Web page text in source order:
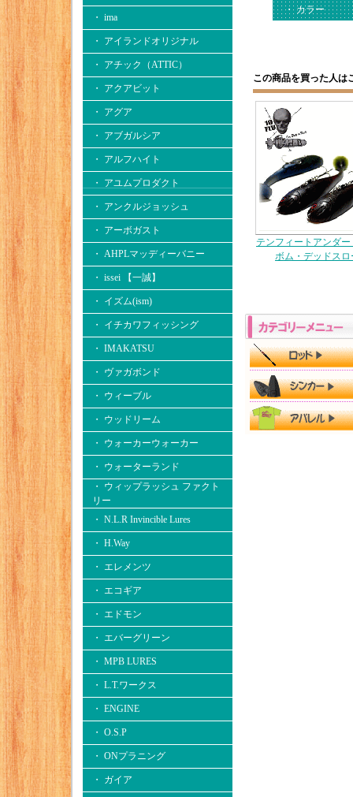
・ ima
・ アイランドオリジナル
・ アチック（ATTIC）
・ アクアビット
・ アグア
・ アブガルシア
・ アルフハイト
・ アユムプロダクト
・ アンクルジョッシュ
・ アーボガスト
・ AHPLマッディーバニー
・ issei 【一誠】
・ イズム(ism)
・ イチカワフィッシング
・ IMAKATSU
・ ヴァガボンド
・ ウィーブル
・ ウッドリーム
・ ウォーカーウォーカー
・ ウォーターランド
・ ウィップラッシュ ファクト
リー
・ N.L.R Invincible Lures
・ H.Way
・ エレメンツ
・ エコギア
・ エドモン
・ エバーグリーン
・ MPB LURES
・ L.T.ワークス
・ ENGINE
・ O.S.P
・ ONプラニング
・ ガイア
・ カラー
この商品を買った人は
テンフィートアンダ
ボム・デッドスロ